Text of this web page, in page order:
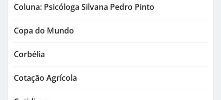
Coluna: Psicóloga Silvana Pedro Pinto
Copa do Mundo
Corbélia
Cotação Agrícola